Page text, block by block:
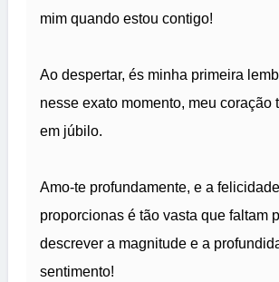
mim quando estou contigo!
Ao despertar, és minha primeira
nesse exato momento, meu coração
em júbilo.
Amo-te profundamente, e a
proporcionas é tão vasta que faltam
descrever a magnitude e a
sentimento!